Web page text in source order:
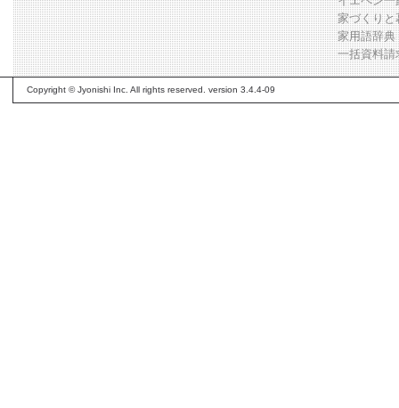
家づくりと
家用語辞典
一括資料請
Copyright © Jyonishi Inc. All rights reserved. version 3.4.4-09